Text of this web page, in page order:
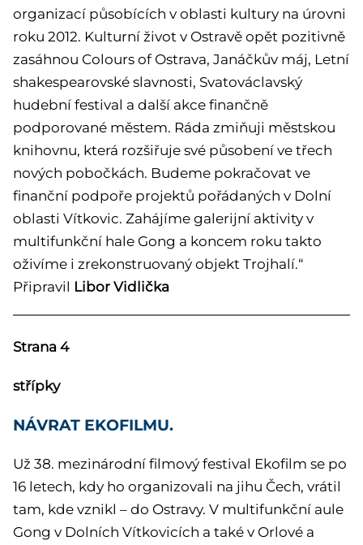
organizací působících v oblasti kultury na úrovni
roku 2012. Kulturní život v Ostravě opět pozitivně
zasáhnou Colours of Ostrava, Janáčkův máj, Letní
shakespearovské slavnosti, Svatováclavský
hudební festival a další akce finančně
podporované městem. Ráda zmiňuji městskou
knihovnu, která rozšiřuje své působení ve třech
nových pobočkách. Budeme pokračovat ve
finanční podpoře projektů pořádaných v Dolní
oblasti Vítkovic. Zahájíme galerijní aktivity v
multifunkční hale Gong a koncem roku takto
oživíme i zrekonstruovaný objekt Trojhalí.“
Připravil Libor Vidlička
Strana 4
střípky
NÁVRAT EKOFILMU.
Už 38. mezinárodní filmový festival Ekofilm se po
16 letech, kdy ho organizovali na jihu Čech, vrátil
tam, kde vznikl – do Ostravy. V multifunkční aule
Gong v Dolních Vítkovicích a také v Orlové a